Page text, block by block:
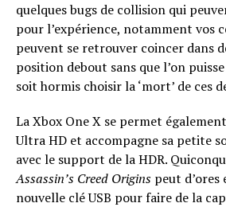
quelques bugs de collision qui
pour l’expérience, notamment vos
peuvent se retrouver coincer dans
position debout sans que l’on
soit hormis choisir la ‘mort’ de ces
La Xbox One X se permet
Ultra HD et accompagne sa petite
avec le support de la HDR.
Assassin’s Creed Origins peut
nouvelle clé USB pour faire de la